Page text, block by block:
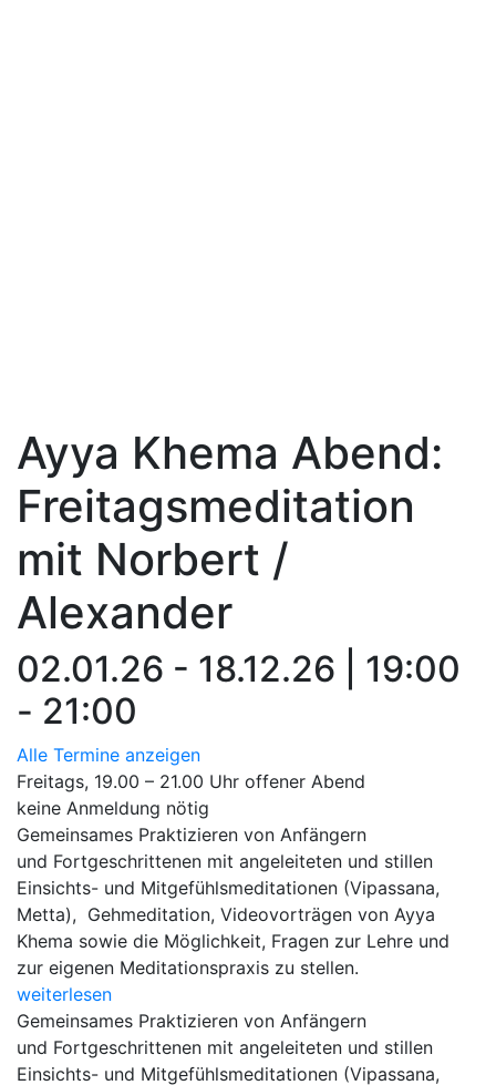
Ayya Khema Abend:
Freitagsmeditation
mit Norbert /
Alexander
02.01.26 - 18.12.26 | 19:00
- 21:00
Alle Termine anzeigen
Freitags, 19.00 – 21.00 Uhr offener Abend
keine Anmeldung nötig
Gemeinsames Praktizieren von Anfängern
und Fortgeschrittenen mit angeleiteten und stillen
Einsichts- und Mitgefühlsmeditationen (Vipassana,
Metta), Gehmeditation, Videovorträgen von Ayya
Khema sowie die Möglichkeit, Fragen zur Lehre und
zur eigenen Meditationspraxis zu stellen.
weiterlesen
Gemeinsames Praktizieren von Anfängern
und Fortgeschrittenen mit angeleiteten und stillen
Einsichts- und Mitgefühlsmeditationen (Vipassana,